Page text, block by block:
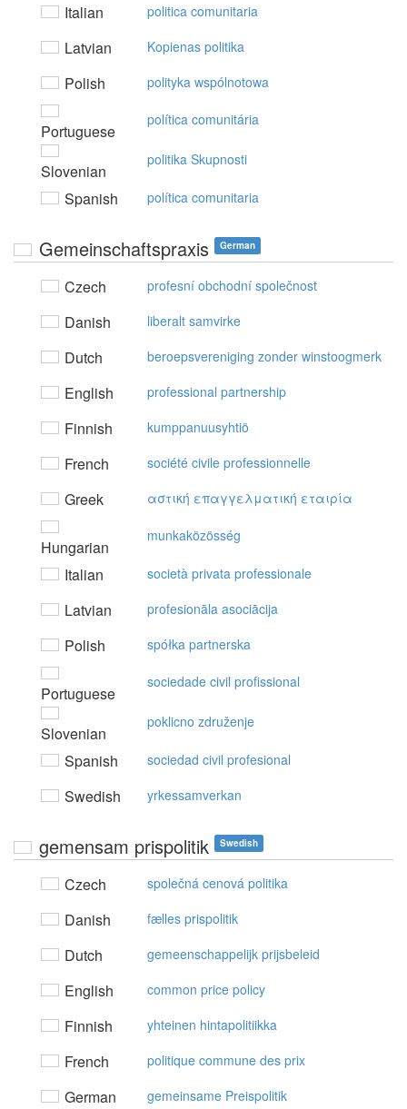
Italian politica comunitaria
Latvian Kopienas politika
Polish polityka wspólnotowa
Portuguese
política comunitária
Slovenian
politika Skupnosti
Spanish política comunitaria
Gemeinschaftspraxis German
Czech profesní obchodní společnost
Danish liberalt samvirke
Dutch beroepsvereniging zonder winstoogmerk
English professional partnership
Finnish kumppanuusyhtiö
French société civile professionnelle
Greek αστική επαγγελματική εταιρία
Hungarian
munkaközösség
Italian società privata professionale
Latvian profesionāla asociācija
Polish spółka partnerska
Portuguese
sociedade civil profissional
Slovenian
poklicno združenje
Spanish sociedad civil profesional
Swedish yrkessamverkan
gemensam prispolitik Swedish
Czech společná cenová politika
Danish fælles prispolitik
Dutch gemeenschappelijk prijsbeleid
English common price policy
Finnish yhteinen hintapolitiikka
French politique commune des prix
German gemeinsame Preispolitik